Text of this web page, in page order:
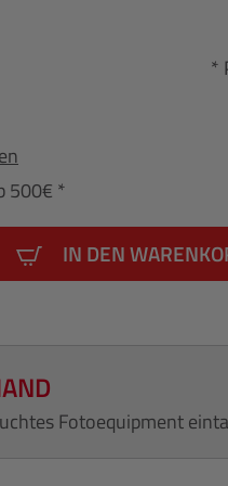
*
500€ *
IN DEN
Fotoequipment